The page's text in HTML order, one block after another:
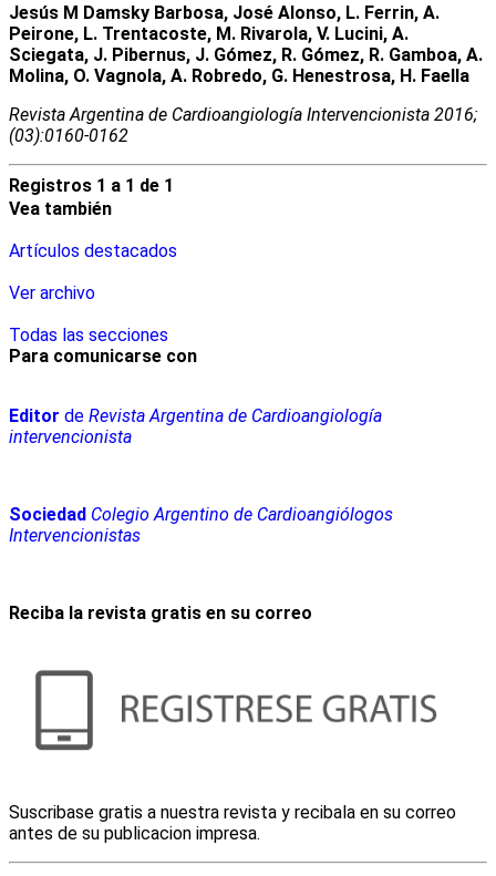
Jesús M Damsky Barbosa, José Alonso, L. Ferrin, A.
Peirone, L. Trentacoste, M. Rivarola, V. Lucini, A.
Sciegata, J. Pibernus, J. Gómez, R. Gómez, R. Gamboa, A.
Molina, O. Vagnola, A. Robredo, G. Henestrosa, H. Faella
Revista Argentina de Cardioangiologí­a Intervencionista 2016;
(03):0160-0162
Registros 1 a 1 de 1
Vea también
Artículos destacados
Ver archivo
Todas las secciones
Para comunicarse con
Editor de Revista Argentina de Cardioangiología
intervencionista
Sociedad Colegio Argentino de Cardioangiólogos
Intervencionistas
Reciba la revista gratis en su correo
Suscribase gratis a nuestra revista y recibala en su correo
antes de su publicacion impresa.